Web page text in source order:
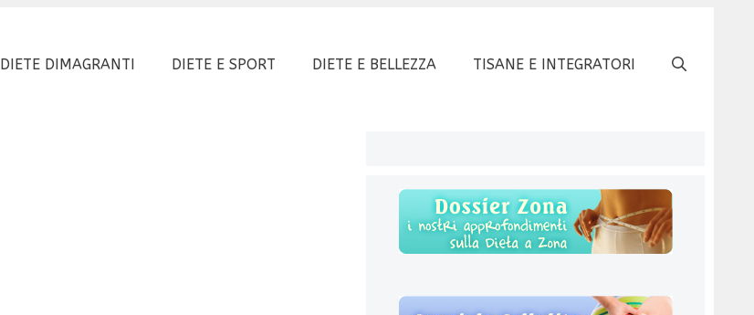
DIETE DIMAGRANTI DIETE E SPORT DIETE E BELLEZZA TISANE E INTEGRATORI